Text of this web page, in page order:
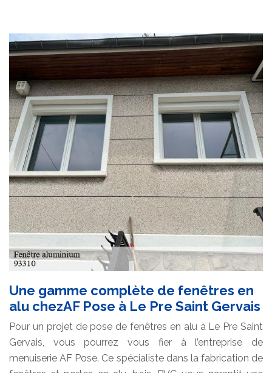
Une gamme complète de fenêtres en
alu chezAF Pose à Le Pre Saint Gervais
Pour un projet de pose de fenêtres en alu à Le Pre Saint
Gervais, vous pourrez vous fier à l’entreprise de
menuiserie AF Pose. Ce spécialiste dans la fabrication de